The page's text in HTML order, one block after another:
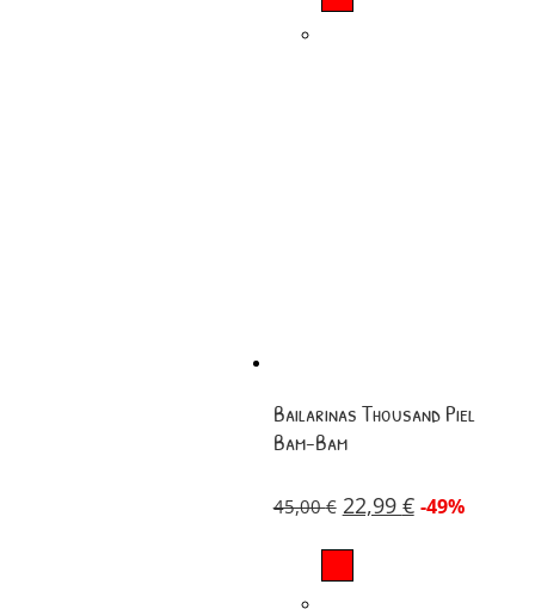
Bailarinas Thousand Piel
Bam-Bam
45,00€ 22,99 € -49%